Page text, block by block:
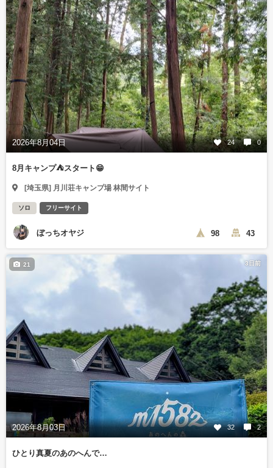
2026年8月04日 24 0
8月キャンプ⛺️スタート😁
[埼玉県] 月川荘キャンプ場 林間サイト
ソロ フリーサイト
ぼっちオヤジ 98 43
3日前
2026年8月03日 32 2
21
ひとり真夏のあのへんで…